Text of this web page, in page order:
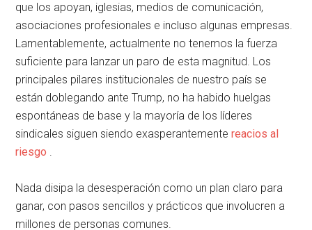
que los apoyan, iglesias, medios de comunicación,
asociaciones profesionales e incluso algunas empresas.
Lamentablemente, actualmente no tenemos la fuerza
suficiente para lanzar un paro de esta magnitud. Los
principales pilares institucionales de nuestro país se
están doblegando ante Trump, no ha habido huelgas
espontáneas de base y la mayoría de los líderes
sindicales siguen siendo exasperantementereacios al
riesgo .
Nada disipa la desesperación como un plan claro para
ganar, con pasos sencillos y prácticos que involucren a
millones de personas comunes.